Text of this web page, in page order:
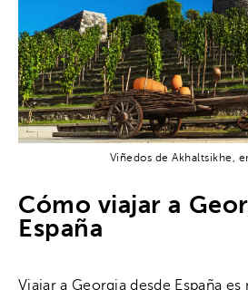
Viñedos de Akhaltsikhe,
Cómo viajar a
España
Viajar a Georgia desde España